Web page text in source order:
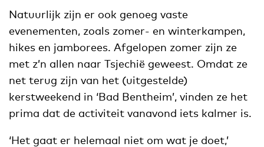
Natuurlijk zijn er ook genoeg vaste
evenementen, zoals zomer- en winterkampen,
hikes en jamborees. Afgelopen zomer zijn ze
met z’n allen naar Tsjechië geweest. Omdat ze
net terug zijn van het (uitgestelde)
kerstweekend in ‘Bad Bentheim’, vinden ze het
prima dat de activiteit vanavond iets kalmer is.
‘Het gaat er helemaal niet om wat je doet,’